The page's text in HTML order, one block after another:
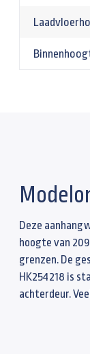
Deze
hoogte van
grenzen. De
HK254218 is
achterdeur.